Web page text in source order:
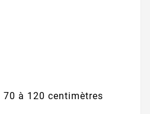
70 à 120 centimètres